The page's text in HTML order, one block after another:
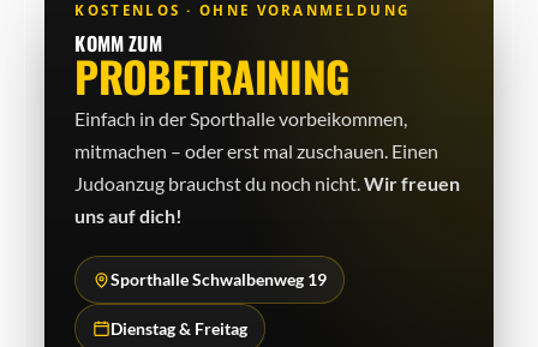
KOSTENLOS · OHNE VORANMELDUNG
KOMM ZUM
PROBETRAINING
Einfach in der Sporthalle vorbeikommen,
mitmachen – oder erst mal zuschauen. Einen
Judo­anzug brauchst du noch nicht.Wir freuen
uns auf dich!
Sporthalle Schwalbenweg 19
Dienstag & Freitag